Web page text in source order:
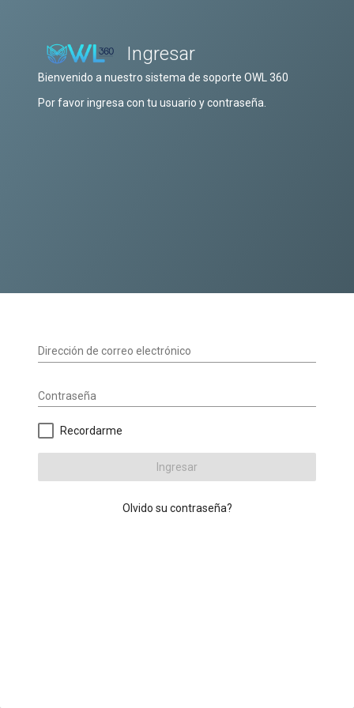
Ingresar
Bienvenido a nuestro sistema de soporte OWL 360
Por favor ingresa con tu usuario y contraseña.
Dirección de correo electrónico
Contraseña
Recordarme
Ingresar
Olvido su contraseña?